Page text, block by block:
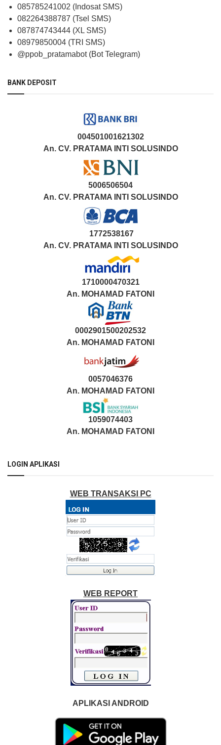
085785241002 (Indosat SMS)
082264388787 (Tsel SMS)
087874743444 (XL SMS)
08979850004 (TRI SMS)
@ppob_pratamabot (Bot Telegram)
BANK DEPOSIT
004501001621302
An. CV. PRATAMA INTI SOLUSINDO
5006506504
An. CV. PRATAMA INTI SOLUSINDO
1772538167
An. CV. PRATAMA INTI SOLUSINDO
1710000470321
An. MOHAMAD FATONI
0002901500202532
An. MOHAMAD FATONI
0057046376
An. MOHAMAD FATONI
1059074403
An. MOHAMAD FATONI
LOGIN APLIKASI
WEB TRANSAKSI PC
WEB REPORT
APLIKASI ANDROID